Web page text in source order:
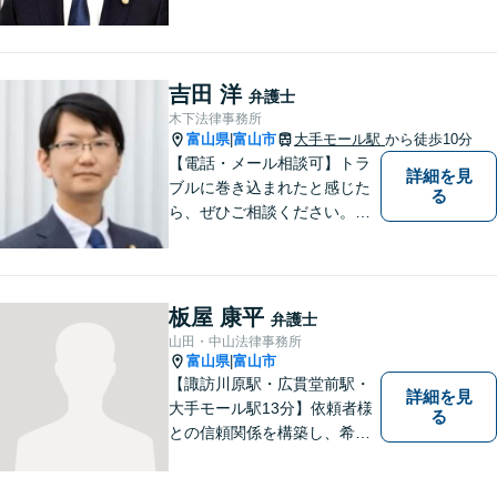
の声にしっかり耳を傾ける姿
勢は変わりません。
吉田 洋 弁護士
木下法律事務所
富山県|富山市 大手モール駅 から徒歩10分
【電話・メール相談可】トラ
ブルに巻き込まれたと感じた
ら、ぜひご相談ください。離
を解決するため、迅速かつ丁
寧にサポートいたします。
【夜間対応可能】
詳細を見
る
板屋 康平 弁護士
山田・中山法律事務所
富山県|富山市
【諏訪川原駅・広貫堂前駅・
大手モール駅13分】依頼者様
との信頼関係を構築し、希望
詳細を見
る